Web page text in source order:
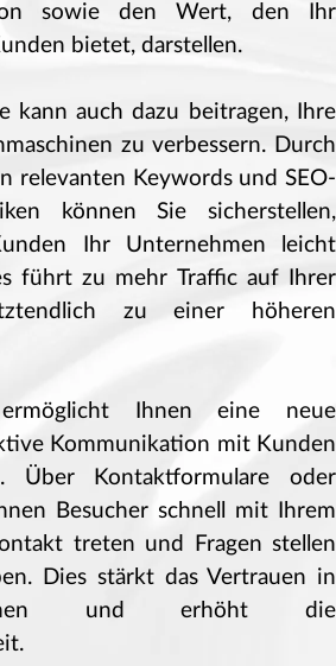
sowie den Wert, den Ihr
bietet, darstellen.
kann auch dazu beitragen, Ihre
zu verbessern. Durch
relevanten Keywords und SEO-
können Sie sicherstellen,
Ihr Unternehmen leicht
führt zu mehr Traffic auf Ihrer
zu einer höheren
Ihnen eine neue
Kommunikation mit Kunden
Über Kontaktformulare oder
Besucher schnell mit Ihrem
treten und Fragen stellen
Dies stärkt das Vertrauen in
und erhöht die